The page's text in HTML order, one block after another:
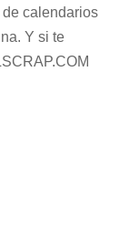
de calendarios
Y si te